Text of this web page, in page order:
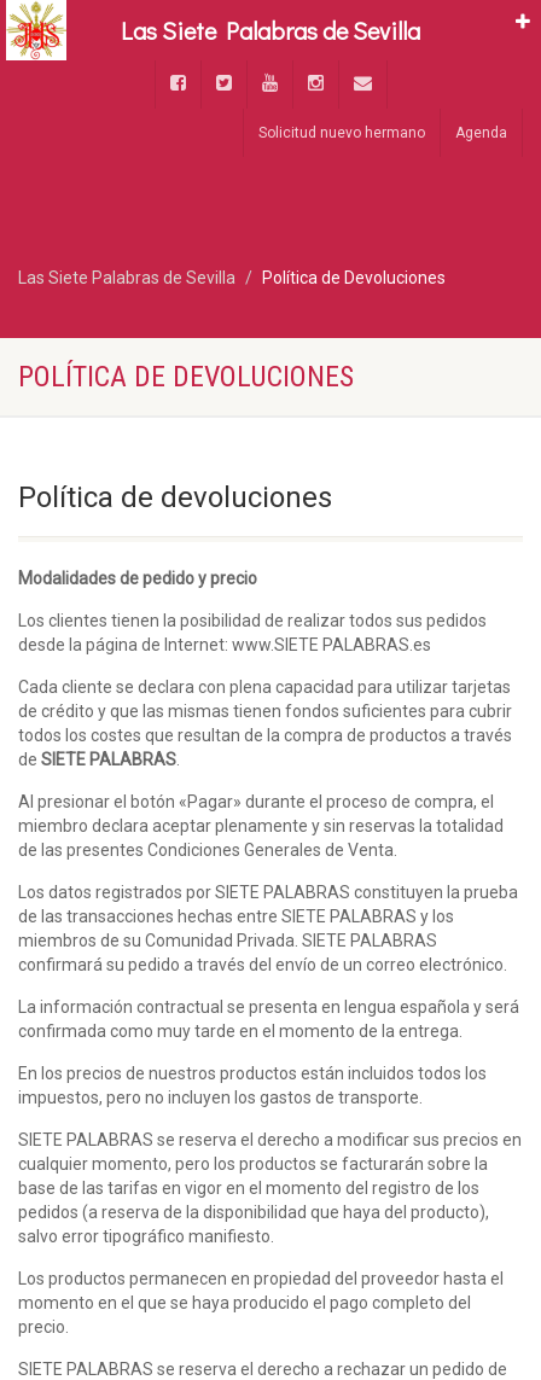
Solicitud nuevo hermano Agenda
Las Siete Palabras de Sevilla Política de Devoluciones
POLÍTICA DE DEVOLUCIONES
Política de devoluciones
Modalidades de pedido y precio
Los clientes tienen la posibilidad de realizar todos sus pedidos
desde la página de Internet: www.SIETE PALABRAS.es
Cada cliente se declara con plena capacidad para utilizar tarjetas
de crédito y que las mismas tienen fondos suficientes para cubrir
todos los costes que resultan de la compra de productos a través
de SIETE PALABRAS
Al presionar el botón «Pagar» durante el proceso de compra, el
miembro declara aceptar plenamente y sin reservas la totalidad
de las presentes Condiciones Generales de Venta.
Los datos registrados por SIETE PALABRAS constituyen la prueba
de las transacciones hechas entre SIETE PALABRAS y los
miembros de su Comunidad Privada. SIETE PALABRAS
confirmará su pedido a través del envío de un correo electrónico.
La información contractual se presenta en lengua española y será
confirmada como muy tarde en el momento de la entrega.
En los precios de nuestros productos están incluidos todos los
impuestos, pero no incluyen los gastos de transporte.
SIETE PALABRAS se reserva el derecho a modificar sus precios en
cualquier momento, pero los productos se facturarán sobre la
base de las tarifas en vigor en el momento del registro de los
pedidos (a reserva de la disponibilidad que haya del producto),
salvo error tipográfico manifiesto.
Los productos permanecen en propiedad del proveedor hasta el
momento en el que se haya producido el pago completo del
precio.
SIETE PALABRAS se reserva el derecho a rechazar un pedido de
Las Siete Palabras de Sevilla